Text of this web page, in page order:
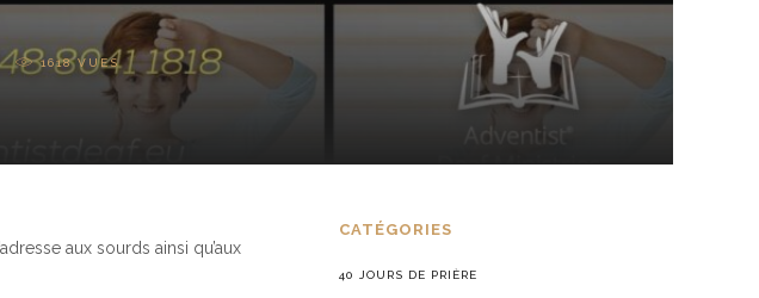
1618 VUES
aux sourds ainsi qu’aux
CATÉGORIES
40 JOURS DE PRIÈRE